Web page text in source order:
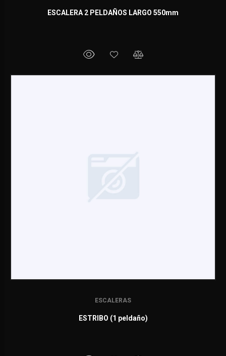
ESCALERA 2 PELDAÑOS LARGO 550mm
ESCALERAS
ESTRIBO (1 peldaño)